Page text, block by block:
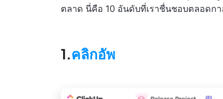
ตลาด นี่คือ 10 อันดับที่เราชื่นชอบตลอดกา
1.คลิกอัพ